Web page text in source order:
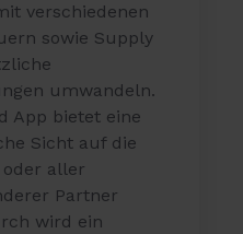
verschiedenen
sowie Supply
umwandeln.
App bietet eine
Sicht auf die
aller
Partner
wird ein